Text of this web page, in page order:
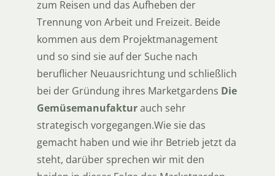
zum Reisen und das Aufheben der
Trennung von Arbeit und Freizeit. Beide
kommen aus dem Projektmanagement
und so sind sie auf der Suche nach
beruflicher Neuausrichtung und schließlich
bei der Gründung ihres Marketgardens Die
Gemüsemanufakturauch sehr
strategisch vorgegangen.Wie sie das
gemacht haben und wie ihr Betrieb jetzt da
steht, darüber sprechen wir mit den